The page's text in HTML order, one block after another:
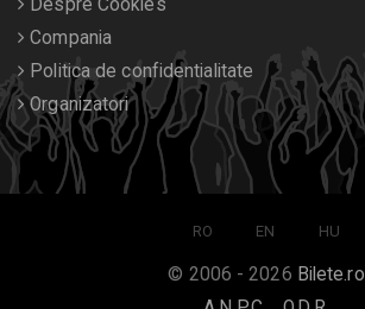
Compania
Politica de confidentialitate
Organizatori
RO EN HU
© 2006 - 2026 Bilete.ro